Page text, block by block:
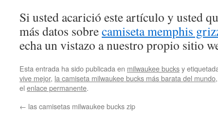
Si usted acarició este artículo y usted
más datos sobrecamiseta memphis
echa un vistazo a nuestro propio sitio
Esta entrada ha sido publicada en milwaukee bucksy
vive mejor, la camiseta milwaukee bucks más barata del mundo
el enlace permanente.
← las camisetas milwaukee bucks zip